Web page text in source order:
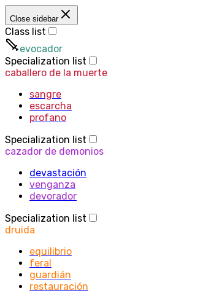
Close sidebar
Class list
evocador
Specialization list
caballero de la muerte
sangre
escarcha
profano
Specialization list
cazador de demonios
devastación
venganza
devorador
Specialization list
druida
equilibrio
feral
guardián
restauración